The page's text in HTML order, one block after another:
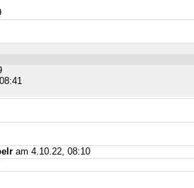
am 4.10.22, 08:10